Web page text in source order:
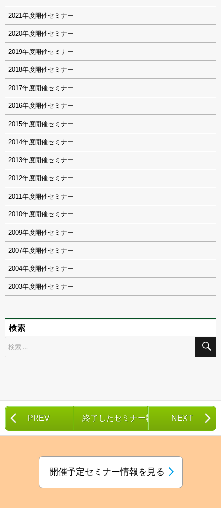
2021
2020
2019
2018
2017
2016
2015
2014
2013
2012
2011
2010
2009
2007
2004
2003
検索
PREV 終了したセミナー報告一覧NEXT
開催予定セミナー情報を見る